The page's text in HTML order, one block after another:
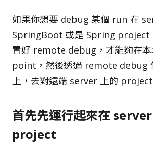
如果你想要 debug 某個 run 在
SpringBoot 或是 Spring project
置好 remote debug，才能夠在
point，然後透過 remote debug
上，去對遠端 server 上的
首先先運行起來在
project